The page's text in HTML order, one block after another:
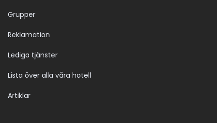
Grupper
Reklamation
Lediga tjänster
Lista över alla våra hotell
Artiklar